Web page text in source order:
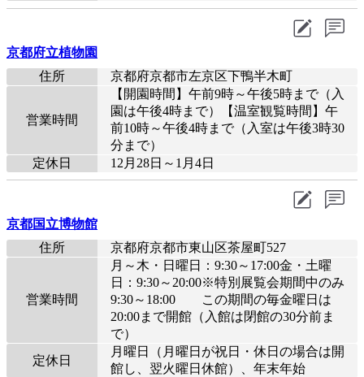
京都府立植物園
住所
京都府京都市左京区下鴨半木町
営業時間
【開園時間】午前9時～午後5時まで（入
園は午後4時まで）【温室観覧時間】午
前10時～午後4時まで（入室は午後3時30
分まで）
定休日
12月28日～1月4日
京都国立博物館
住所
京都府京都市東山区茶屋町527
営業時間
月～木・日曜日：9:30～17:00金・土曜
日：9:30～20:00※特別展覧会期間中のみ
9:30～18:00 この期間の毎金曜日は
20:00まで開館（入館は閉館の30分前ま
で）
定休日
月曜日（月曜日が祝日・休日の場合は開
館し、翌火曜日休館）、年末年始